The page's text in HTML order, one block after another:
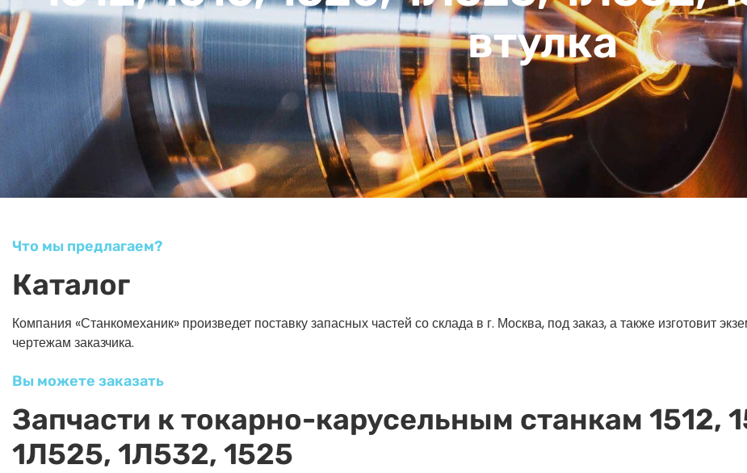
втулка
Что мы предлагаем?
Каталог
Компания «Станкомеханик» произведет поставку запасных частей со склада в г. Москва, под заказ, а также изготовит
чертежам заказчика.
Вы можете заказать
Запчасти к токарно-карусельным станкам 1512,
1Л525, 1Л532, 1525